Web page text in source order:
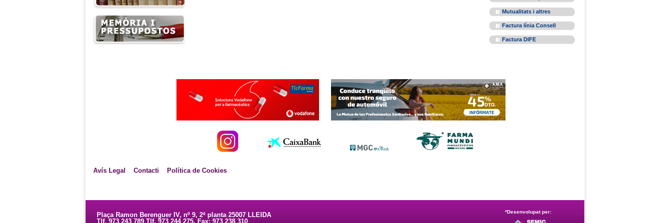
Mutualitats i altres
Factura línia Consell
Factura DIFE
Avís Legal Contacti Política de Cookies
Plaça Ramon Berenguer IV, nº 9, 2ª planta 25007 LLEIDA
Tlf. 973 243 789 Tlf. 973 244 275. Fax: 973 238 310
*Desenvolupat per: